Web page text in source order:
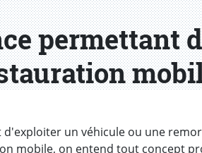
permettant
un véhicule ou une
mobile, on entend tout concept